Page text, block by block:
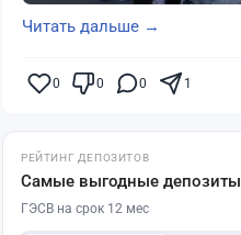
Читать дальше →
0 0 0 1
РЕЙТИНГ ДЕПОЗИТОВ
Самые выгодные депозиты
ГЭСВ на срок 12 мес